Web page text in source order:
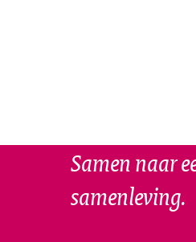
Samen naar
samenleving.